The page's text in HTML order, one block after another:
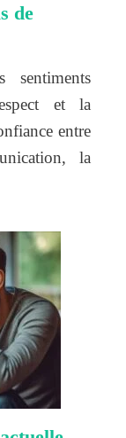
de
sentiments
et la
entre
la